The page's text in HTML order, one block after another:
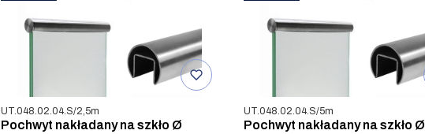
Kod produktu
UT.048.02.04.S/2,5m
Pochwyt nakładany na szkło Ø
Kod produktu
UT.048.02.04.S/5m
Pochwyt nakładany na szkło Ø